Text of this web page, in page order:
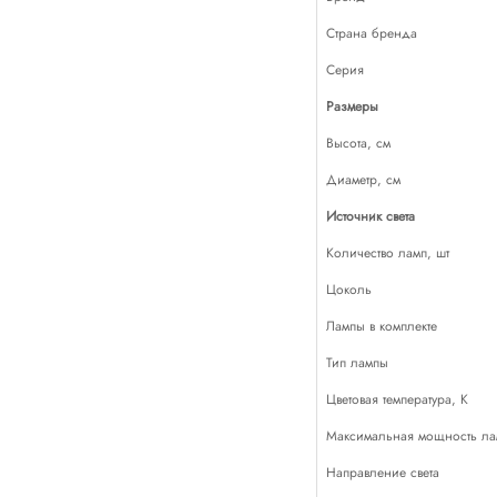
Страна бренда
Серия
Размеры
Высота, см
Диаметр, см
Источник света
Количество ламп, шт
Цоколь
Лампы в комплекте
Тип лампы
Цветовая температура, К
Максимальная мощность
Направление света